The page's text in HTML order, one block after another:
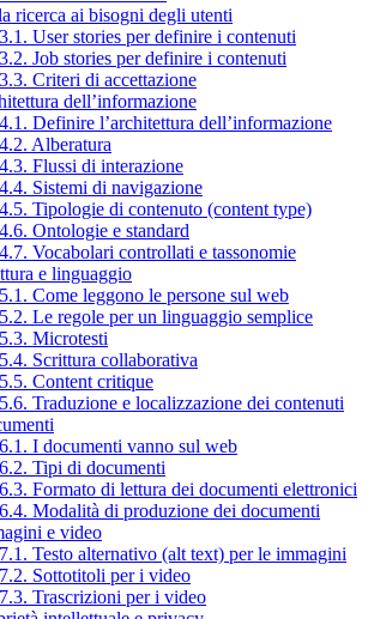
ricerca ai bisogni degli utenti
User stories per definire i contenuti
Job stories per definire i contenuti
Criteri di accettazione
dell’informazione
Definire l’architettura dell’informazione
Alberatura
Flussi di interazione
Sistemi di navigazione
Tipologie di contenuto (content type)
Ontologie e standard
Vocabolari controllati e tassonomie
e linguaggio
Come leggono le persone sul web
Le regole per un linguaggio semplice
Microtesti
Scrittura collaborativa
Content critique
Traduzione e localizzazione dei contenuti
I documenti vanno sul web
Tipi di documenti
Formato di lettura dei documenti elettronici
Modalità di produzione dei documenti
e video
Testo alternativo (alt text) per le immagini
Sottotitoli per i video
Trascrizioni per i video